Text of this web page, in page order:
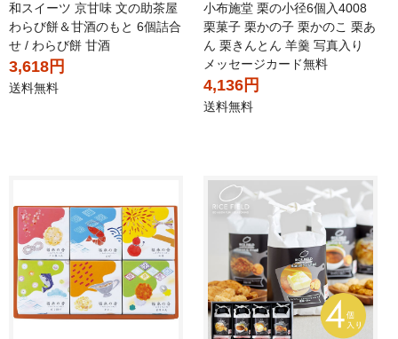
和スイーツ 京甘味 文の助茶屋
わらび餅＆甘酒のもと 6個詰合
せ / わらび餅 甘酒
3,618円
送料無料
小布施堂 栗の小径6個入4008
栗菓子 栗かの子 栗かのこ 栗あ
ん 栗きんとん 羊羹 写真入り
メッセージカード無料
4,136円
送料無料